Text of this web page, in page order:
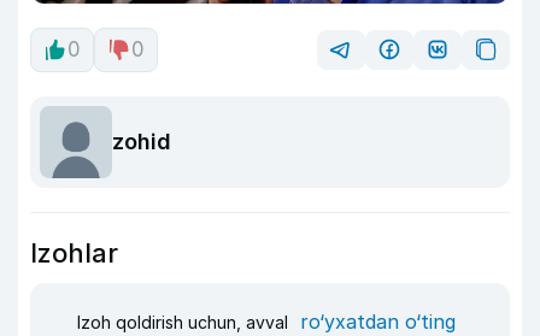
0 0
zohid
Izohlar
Izoh qoldirish uchun, avval ro‘yxatdan o‘ting